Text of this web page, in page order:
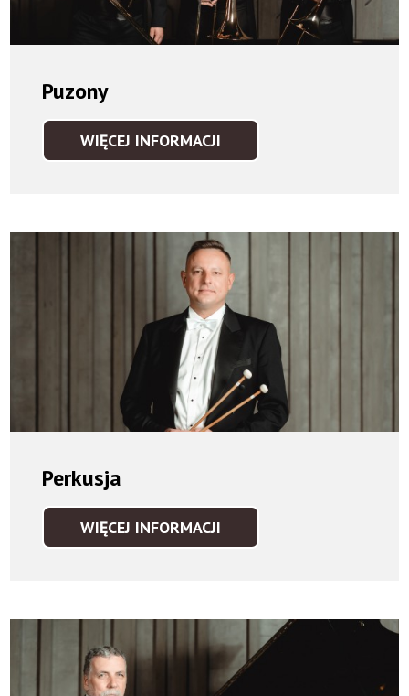
Puzony
WIĘCEJ INFORMACJI
PUZONY
Perkusja
WIĘCEJ INFORMACJI
PERKUSJA